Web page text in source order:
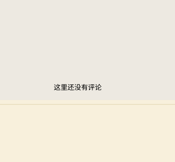
这里还没有评论